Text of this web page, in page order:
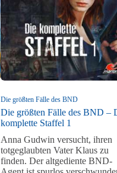
Die größten Fälle des BND
Die größten Fälle des BND –
komplette Staffel 1
Anna Gudwin versucht, ihren
totgeglaubten Vater Klaus zu
finden. Der altgediente BND-